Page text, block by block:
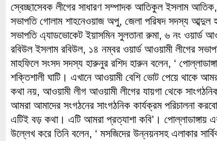
স্বেচ্ছাসেবক লীগের সাধারণ সম্পাদক আতিকুল ইসলাম আতিক,
সভাপতি গোলাম শাহনেওয়াজ অপু, জেলা পরিষদ সদস্য আব্দুল
সভাপতি এ্যাডভোকেট ইয়াসমিন সুলতানা রুমা, ৬ নং ওয়ার্ড
রবিউল ইসলাম রবিউল, ১৪ নম্বর ওয়ার্ড আওয়ামী লীগের
মাহফিলে সংসদ সদস্য হারুনুর রশিদ হারুন বলেন, ‘
শক্তিশালী ঘাটি। এখানে আওয়ামী বেশি ভোট পেয়ে থাকে
কথা নয়, আওয়ামী লীগ আওয়ামী লীগের যায়গা থেকে
আমরা আমাদের সংগঠনের সাংগঠনিক কার্যক্রম পরিচালনা
এটিই বড় কথা। এটি আমরা প্রত্যাশা কবি’। পোল্লাডাঙ্গায়
উল্লেখ করে তিনি বলেন, ‘ মসজিদের উন্নয়নসহ এলাকার